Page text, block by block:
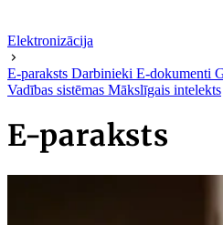
Elektronizācija
E-paraksts Darbinieki E-dokumenti
Vadības sistēmas Mākslīgais intelekts
E-paraksts